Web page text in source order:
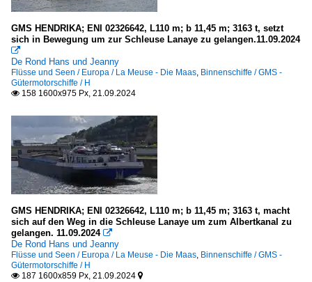
GMS HENDRIKA; ENI 02326642, L110 m; b 11,45 m; 3163 t, setzt
sich in Bewegung um zur Schleuse Lanaye zu gelangen.11.09.2024

De Rond Hans und Jeanny
Flüsse und Seen / Europa / La Meuse - Die Maas, Binnenschiffe / GMS -
Gütermotorschiffe / H
 158 1600x975 Px, 21.09.2024
GMS HENDRIKA; ENI 02326642, L110 m; b 11,45 m; 3163 t, macht
sich auf den Weg in die Schleuse Lanaye um zum Albertkanal zu
gelangen. 11.09.2024 
De Rond Hans und Jeanny
Flüsse und Seen / Europa / La Meuse - Die Maas, Binnenschiffe / GMS -
Gütermotorschiffe / H
 187 1600x859 Px, 21.09.2024 